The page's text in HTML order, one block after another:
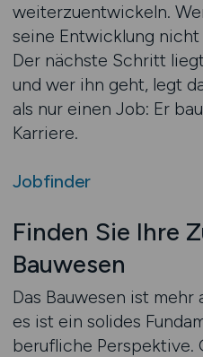
weiterzuentwickeln.
seine Entwicklung nicht
Der nächste Schritt
und wer ihn geht, legt
als nur einen Job: Er
Karriere.
Jobfinder
Finden Sie Ihre
Bauwesen
Das Bauwesen ist mehr
es ist ein solides
berufliche Perspektive.